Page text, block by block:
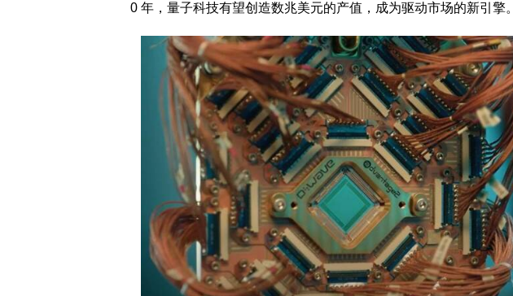
0 年，量子科技有望创造数兆美元的产值，成为驱动市场的新引擎。